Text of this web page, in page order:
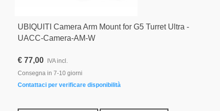
UBIQUITI Camera Arm Mount for G5 Turret Ultra -
UACC-Camera-AM-W
€ 77,00
IVA incl.
Consegna in 7-10 giorni
Contattaci per verificare disponibilità